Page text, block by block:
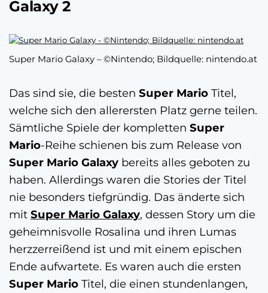
Galaxy 2
Super Mario Galaxy – ©Nintendo; Bildquelle: nintendo.at
Das sind sie, die besten Super Mario Titel,
welche sich den allerersten Platz gerne teilen.
Sämtliche Spiele der kompletten Super
Mario-Reihe schienen bis zum Release von
Super Mario Galaxy bereits alles geboten zu
haben. Allerdings waren die Stories der Titel
nie besonders tiefgründig. Das änderte sich
mit Super Mario Galaxy, dessen Story um die
geheimnisvolle Rosalina und ihren Lumas
herzzerreißend ist und mit einem epischen
Ende aufwartete. Es waren auch die ersten
Super Mario Titel, die einen stundenlangen,